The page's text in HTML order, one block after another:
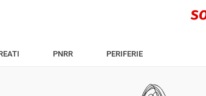
PNRR PERIFERIE